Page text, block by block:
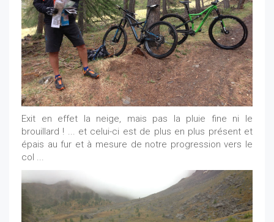
Exit en effet la neige, mais pas la pluie fine ni le
brouillard ! ... et celui-ci est de plus en plus présent et
épais au fur et à mesure de notre progression vers le
col ...